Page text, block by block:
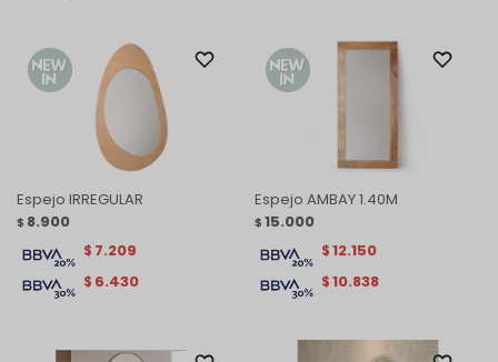
Espejo IRREGULAR
$ 8.900
$ 6.430
$ 7.209
Espejo AMBAY 1.40M
$ 15.000
$10.838
$12.150